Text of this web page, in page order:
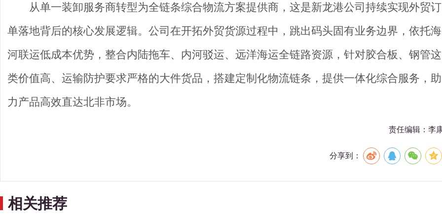
从单一装卸服务商转型为全链条综合物流方案提供商，这是新龙港公司持续实现外贸订
单落地背后的核心发展逻辑。公司在开拓外贸货源过程中，跳出码头固有业务边界，依托海
河联运低成本优势，整合内陆拖车、内河驳运、远洋海运全链路资源，针对胶合板、钢管这
类价值高、运输防护要求严格的大件货品，搭建定制化物流链条，提供一体化综合服务，助
力产品高效直达北非市场。
责任编辑：李
分享到：
相关推荐